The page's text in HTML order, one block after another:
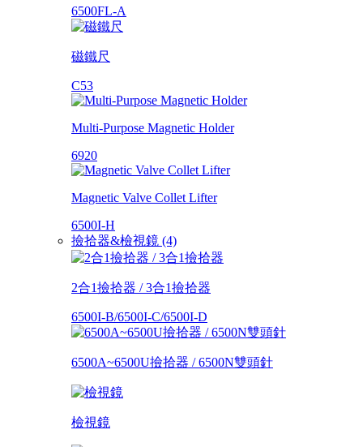
6500FL-A
磁鐵尺
C53
Multi-Purpose Magnetic Holder
6920
Magnetic Valve Collet Lifter
6500I-H
撿拾器&檢視鏡 (4)
2合1撿拾器 / 3合1撿拾器
6500I-B/6500I-C/6500I-D
6500A~6500U撿拾器 / 6500N雙頭針
檢視鏡